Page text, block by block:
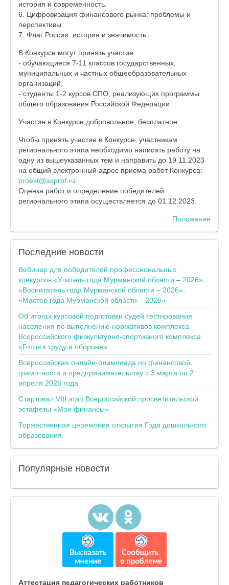
история и современность.
6. Цифровизация финансового рынка: проблемы и
перспективы.
7. Флаг России: история и значимость.
В Конкурсе могут принять участие
- обучающиеся 7-11 классов государственных,
муниципальных и частных общеобразовательных
организаций,
- студенты 1-2 курсов СПО, реализующих программы
общего образования Российской Федерации.
Участие в Конкурсе добровольное, бесплатное.
Чтобы принять участие в Конкурсе, участникам
регионального этапа необходимо написать работу на
одну из вышеуказанных тем и направить до 19.11.2023
на общий электронный адрес приема работ Конкурса:
proekt@asprof.ru
Оценка работ и определение победителей
регионального этапа осуществляется до 01.12.2023.
Положение
Последние новости
Вебинар для победителей профессиональных
конкурсов «Учитель года Мурманской области – 2026»,
«Воспитатель года Мурманской области – 2026»,
«Мастер года Мурманской области – 2026»
Об итогах курсовой подготовки судей тестирования
населения по выполнению нормативов комплекса
Всероссийского физкультурно-спортивного комплекса
«Готов к труду и обороне»
Всероссийская онлайн-олимпиада по финансовой
грамотности и предпринимательству с 3 марта по 2
апреля 2026 года
Стартовал VIII этап Всероссийской просветительской
эстафеты «Мои финансы»
Торжественная церемония открытия Года дошкольного
образования
Популярные новости
Аттестация педагогических работников